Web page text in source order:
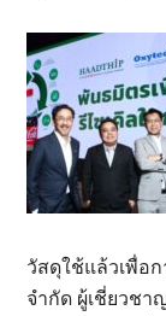
วัสดุใช้แล้วเพื่อ
จำกัด ผู้เชี่ยวชา